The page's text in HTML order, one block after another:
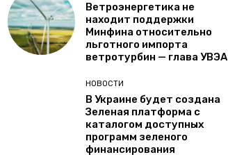
Ветроэнергетика не
находит поддержки
Минфина относительно
льготного импорта
ветротурбин — глава УВЭА
НОВОСТИ
В Украине будет создана
Зеленая платформа с
каталогом доступных
программ зеленого
финансирования